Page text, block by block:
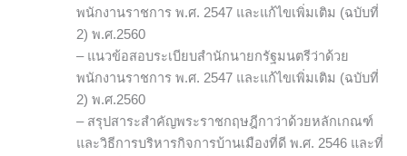
พนักงานราชการ พ.ศ. 2547 และแก้ไขเพิ่มเติม (ฉบับที่
2) พ.ศ.2560
– แนวข้อสอบระเบียบสำนักนายกรัฐมนตรีว่าด้วย
พนักงานราชการ พ.ศ. 2547 และแก้ไขเพิ่มเติม (ฉบับที่
2) พ.ศ.2560
– สรุปสาระสำคัญพระราชกฤษฎีกาว่าด้วยหลักเกณฑ์
และวิธีการบริหารกิจการบ้านเมืองที่ดี พ.ศ. 2546 และที่